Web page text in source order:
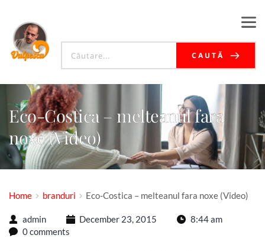
CAUTĂ
Eco-Costica – melteanul fara
noxe (Video)
Home branduri Eco-Costica – melteanul fara noxe (Video)
admin December 23, 2015
8:44 am
0 comments